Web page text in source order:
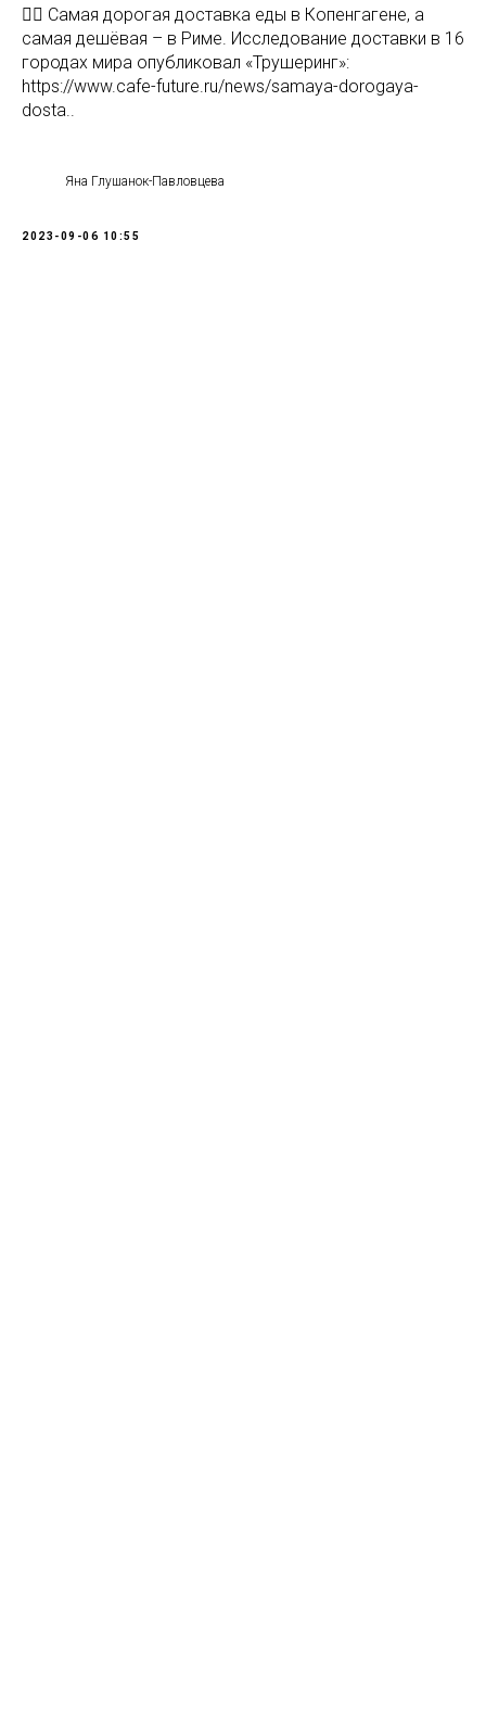
🏃‍♂ Самая дорогая доставка еды в Копенгагене, а
самая дешёвая – в Риме. Исследование доставки в 16
городах мира опубликовал «Трушеринг»:
https://www.cafe-future.ru/news/samaya-dorogaya-
dosta..
Яна Глушанок-Павловцева
2023-09-06 10:55